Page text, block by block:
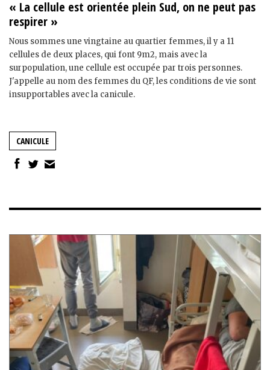
« La cellule est orientée plein Sud, on ne peut pas
respirer »
Nous sommes une vingtaine au quartier femmes, il y a 11
cellules de deux places, qui font 9m2, mais avec la
surpopulation, une cellule est occupée par trois personnes.
J'appelle au nom des femmes du QF, les conditions de vie sont
insupportables avec la canicule.
CANICULE